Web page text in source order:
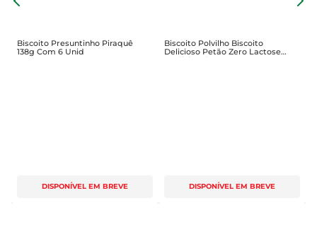
Biscoito Presuntinho Piraquê
138g Com 6 Unid
DISPONÍVEL EM BREVE
Biscoito Polvilho Biscoito
Delicioso Petão Zero Lactose
Tradicional Doce 150g
DISPONÍVEL EM BREVE